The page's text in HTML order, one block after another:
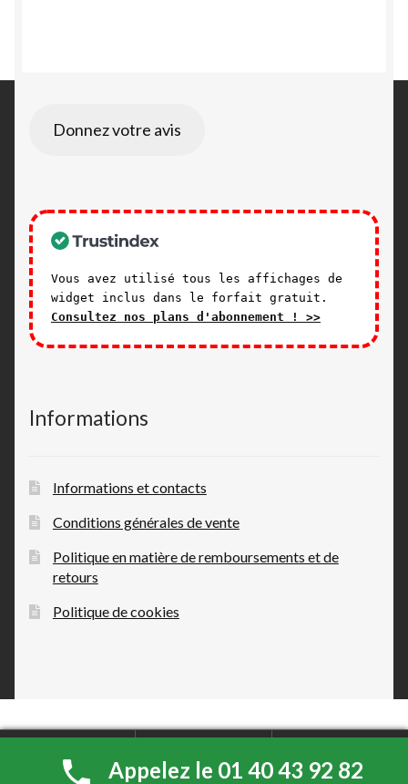
Donnez votre avis
Vous avez utilisé tous les affichages de
widget inclus dans le forfait gratuit.
Consultez nos plans d'abonnement ! >>
Informations
Informations et contacts
Conditions générales de vente
Politique en matière de remboursements et de
retours
Politique de cookies
Appelez le 01 40 43 92 82